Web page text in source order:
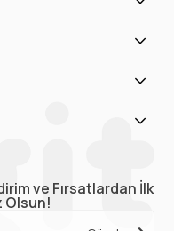
ve Fırsatlardan İlk
Olsun!